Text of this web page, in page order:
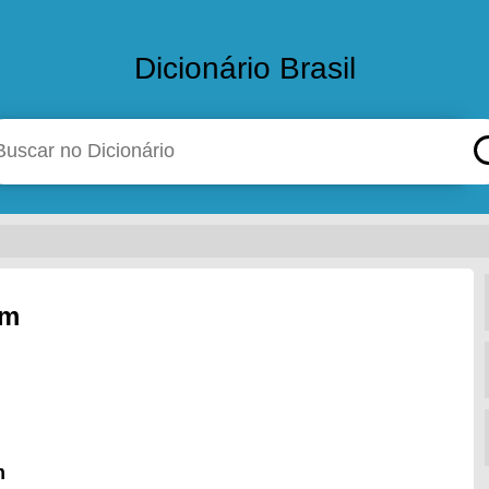
Dicionário Brasil